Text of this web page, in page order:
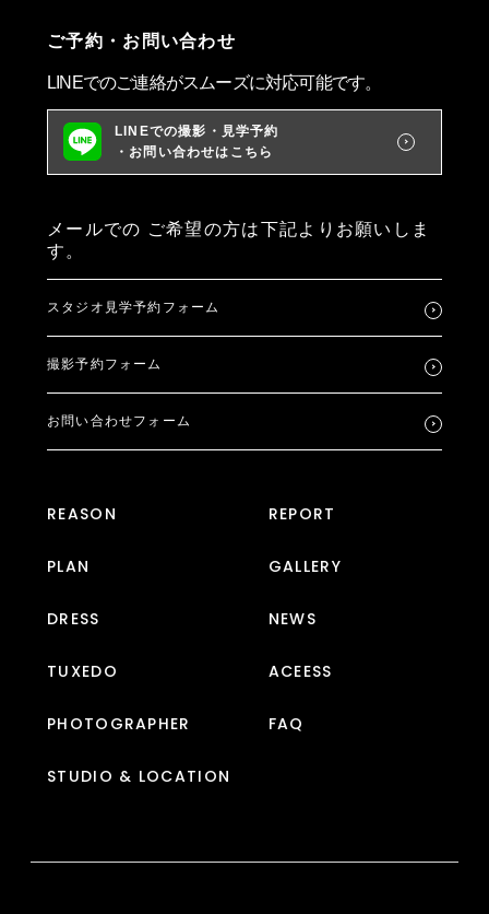
ご予約・お問い合わせ
LINEでのご連絡がスムーズに対応可能です。
LINEでの撮影・見学予約
・お問い合わせはこちら
メールでの ご希望の方は下記よりお願いしま
す。
スタジオ見学予約フォーム
撮影予約フォーム
お問い合わせフォーム
REASON
PLAN
DRESS
TUXEDO
PHOTOGRAPHER
STUDIO & LOCATION
REPORT
GALLERY
NEWS
ACEESS
FAQ